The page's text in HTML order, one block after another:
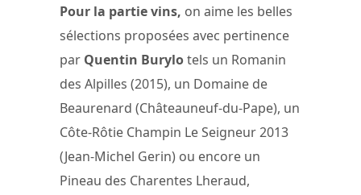
Pour la partie vins, on aime les belles
sélections proposées avec pertinence
par Quentin Burylotels un Romanin
des Alpilles (2015), un Domaine de
Beaurenard (Châteauneuf-du-Pape), un
Côte-Rôtie Champin Le Seigneur 2013
(Jean-Michel Gerin) ou encore un
Pineau des Charentes Lheraud,